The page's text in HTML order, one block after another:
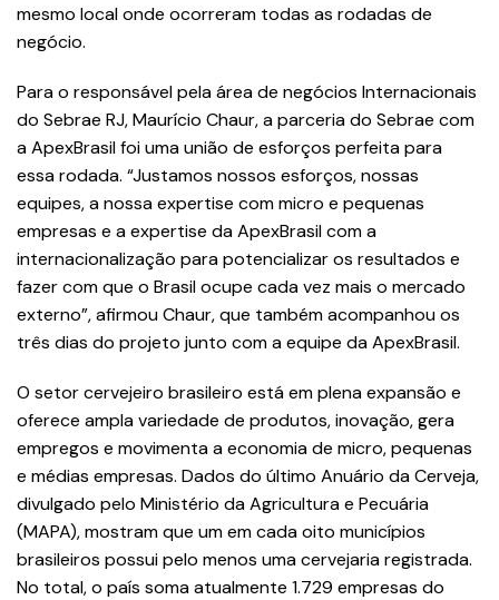
mesmo local onde ocorreram todas as rodadas de
negócio.
Para o responsável pela área de negócios Internacionais
do Sebrae RJ, Maurício Chaur, a parceria do Sebrae com
a ApexBrasil foi uma união de esforços perfeita para
essa rodada. “Justamos nossos esforços, nossas
equipes, a nossa expertise com micro e pequenas
empresas e a expertise da ApexBrasil com a
internacionalização para potencializar os resultados e
fazer com que o Brasil ocupe cada vez mais o mercado
externo”, afirmou Chaur, que também acompanhou os
três dias do projeto junto com a equipe da ApexBrasil.
O setor cervejeiro brasileiro está em plena expansão e
oferece ampla variedade de produtos, inovação, gera
empregos e movimenta a economia de micro, pequenas
e médias empresas. Dados do último Anuário da Cerveja,
divulgado pelo Ministério da Agricultura e Pecuária
(MAPA), mostram que um em cada oito municípios
brasileiros possui pelo menos uma cervejaria registrada.
No total, o país soma atualmente 1.729 empresas do